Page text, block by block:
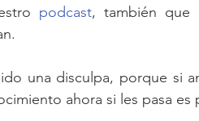
podcast, también que
una disculpa, porque si
ahora si les pasa es